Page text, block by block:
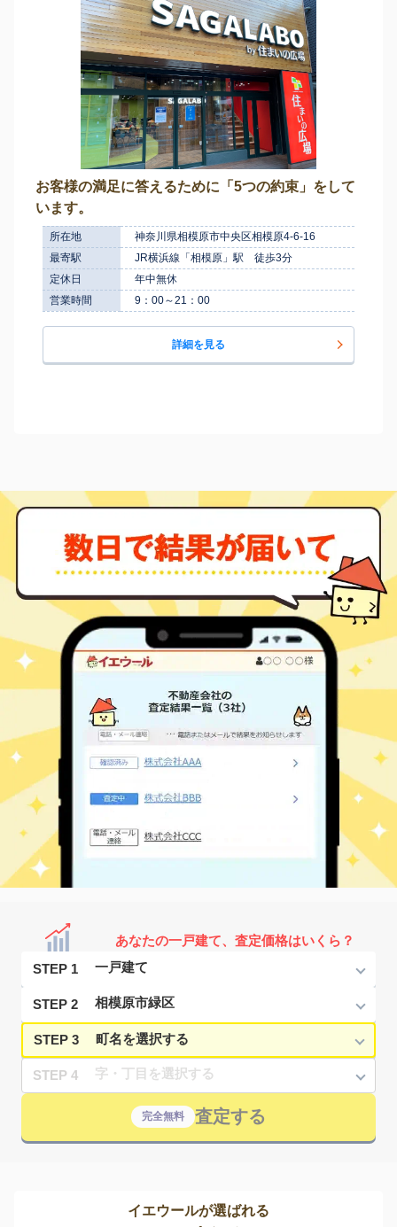
お客様の満足に答えるために「5つの約束」をして
います。
所在地
神奈川県相模原市中央区相模原4-6-16
最寄駅
JR横浜線「相模原」駅 徒歩3分
定休日
年中無休
営業時間
9：00～21：00
詳細を見る
あなたの一戸建て、査定価格はいくら？
STEP 1
STEP 2
STEP 3
STEP 4
完全無料 査定する
イエウールが選ばれる